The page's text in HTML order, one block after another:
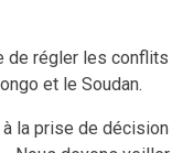
de régler les
et le Soudan.
la prise de